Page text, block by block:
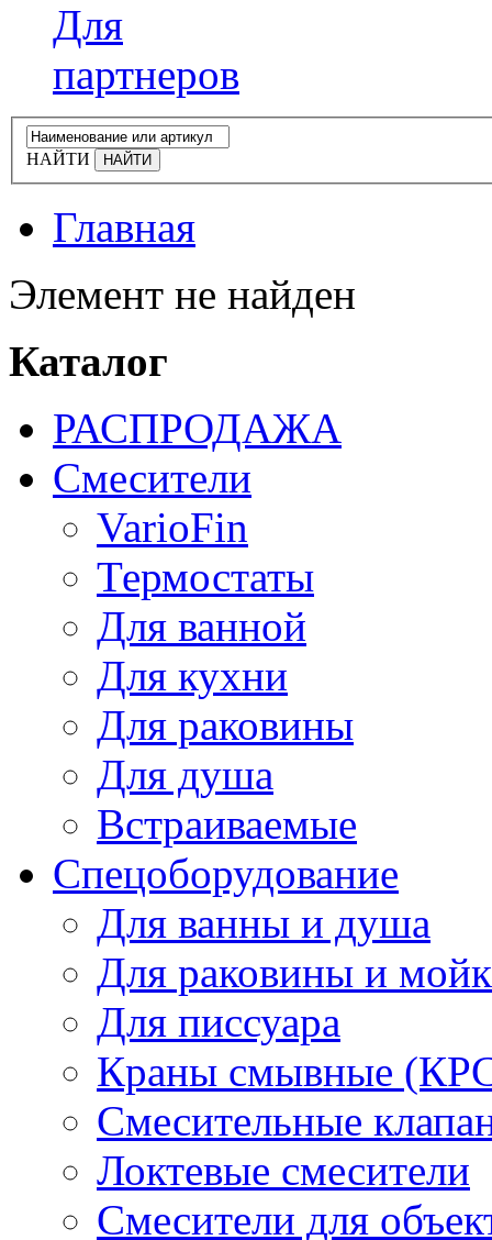
Для
партнеров
НАЙТИ
Главная
Элемент не найден
Каталог
РАСПРОДАЖА
Смесители
VarioFin
Термостаты
Для ванной
Для кухни
Для раковины
Для душа
Встраиваемые
Спецоборудование
Для ванны и душа
Для раковины и
Для писсуара
Краны смывные
Смесительные
Локтевые смесители
Смесители для